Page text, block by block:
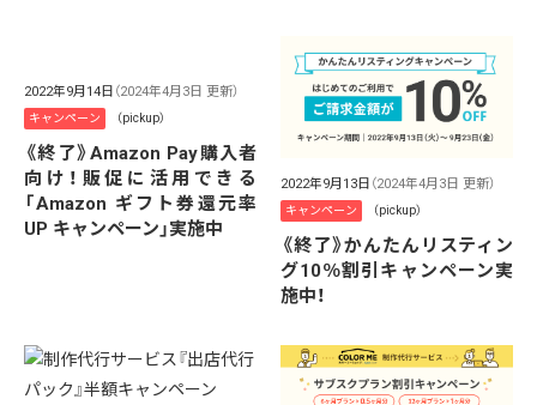
2022年9月14日 （2024年4月3日 更新）
キャンペーン （pickup）
《終了》Amazon Pay購入者
向け！販促に活用できる
「Amazon ギフト券還元率
UP キャンペーン」実施中
2022年9月13日 （2024年4月3日 更新）
キャンペーン （pickup）
《終了》かんたんリスティン
グ10％割引キャンペーン実
施中！